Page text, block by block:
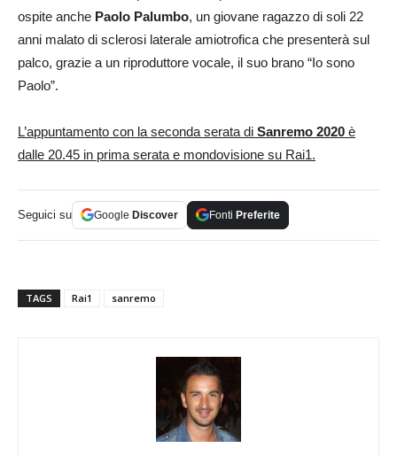
ospite anche Paolo Palumbo, un giovane ragazzo di soli 22
anni malato di sclerosi laterale amiotrofica che presenterà sul
palco, grazie a un riproduttore vocale, il suo brano “Io sono
Paolo”.
L’appuntamento con la seconda serata di Sanremo 2020 è
dalle 20.45 in prima serata e mondovisione su Rai1.
Seguici su Google Discover Fonti Preferite
TAGS Rai1 sanremo